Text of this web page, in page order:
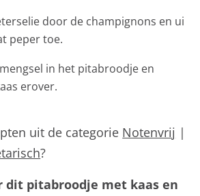
door de champignons en ui
peper toe.
in het pitabroodje en
erover.
uit de categorie Notenvrij |
?
dit pitabroodje met kaas en